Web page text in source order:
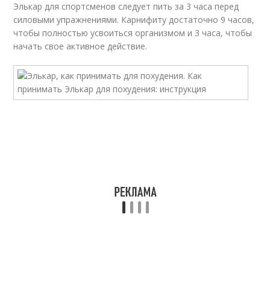
Элькар для спортсменов следует пить за 3 часа перед
силовыми упражнениями. Карнифиту достаточно 9 часов,
чтобы полностью усвоиться организмом и 3 часа, чтобы
начать свое активное действие.